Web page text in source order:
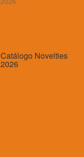
Catálogo Novelties
2026